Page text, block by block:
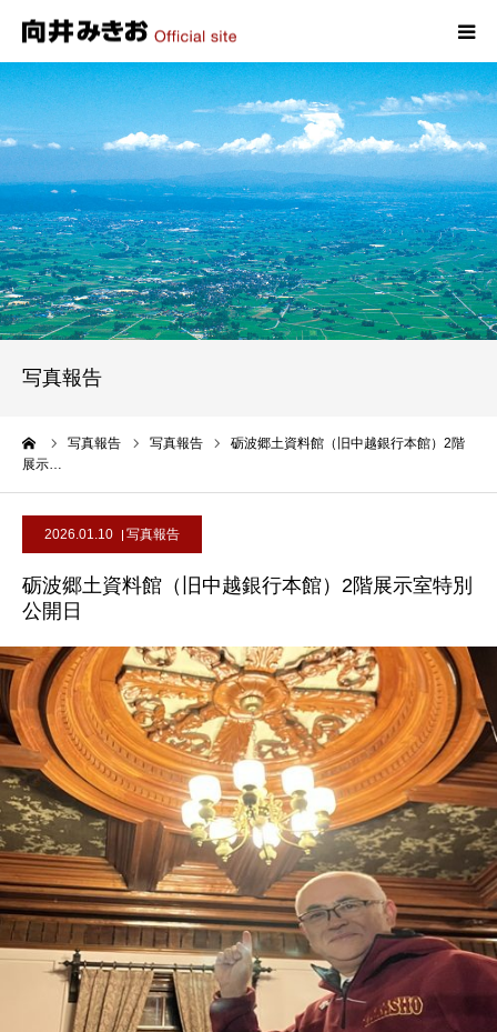
写真報告
写真報告 写真報告
砺波郷土資料館（旧中越銀行本館）2階
展示…
2026.01.10 写真報告
砺波郷土資料館（旧中越銀行本館）2階展示室特別
公開日
HOME
プロフィール
政策
活動報告